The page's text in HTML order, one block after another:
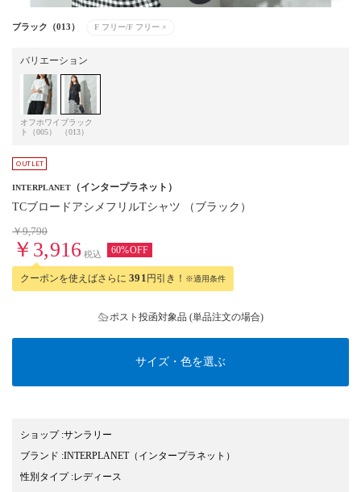
ブラック（013） F フリー/F フリー ×
バリエーション
オフホワイ
ト（005）
ブラック
（013）
INTERPLANET （インタープラネット）
TCブロードアシメフリルTシャツ （ブラック）
￥9,790
￥3,916 税込 60%OFF
クーポンを使えばさらに 391 円引き！ ※適用条件
ポスト投函対象品 (単品注文の場合)
サイズ・色を選ぶ
ショップ:サンラリー
ブランド :INTERPLANET（インタープラネット）
性別タイプ:レディース